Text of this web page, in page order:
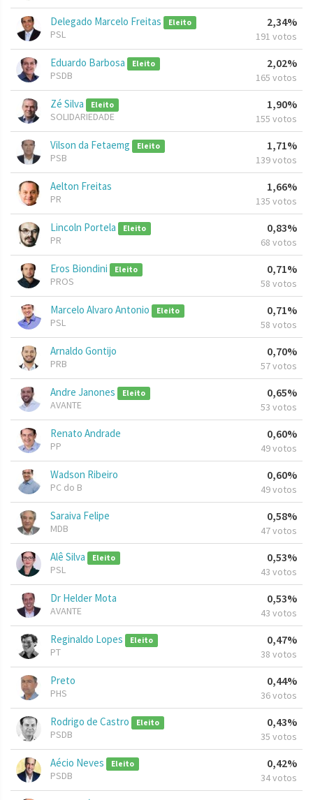
Delegado Marcelo Freitas Eleito
PSL
2,34%
191 votos
Eduardo Barbosa Eleito
PSDB
2,02%
165 votos
Zé Silva Eleito
SOLIDARIEDADE
1,90%
155 votos
Vilson da Fetaemg Eleito
PSB
1,71%
139 votos
Aelton Freitas
PR
1,66%
135 votos
Lincoln Portela Eleito
PR
0,83%
68 votos
Eros Biondini Eleito
PROS
0,71%
58 votos
Marcelo Alvaro Antonio Eleito
PSL
0,71%
58 votos
Arnaldo Gontijo
PRB
0,70%
57 votos
Andre Janones Eleito
AVANTE
0,65%
53 votos
Renato Andrade
PP
0,60%
49 votos
Wadson Ribeiro
PC do B
0,60%
49 votos
Saraiva Felipe
MDB
0,58%
47 votos
Alê Silva Eleito
PSL
0,53%
43 votos
Dr Helder Mota
AVANTE
0,53%
43 votos
Reginaldo Lopes Eleito
PT
0,47%
38 votos
Preto
PHS
0,44%
36 votos
Rodrigo de Castro Eleito
PSDB
0,43%
35 votos
Aécio Neves Eleito
PSDB
0,42%
34 votos